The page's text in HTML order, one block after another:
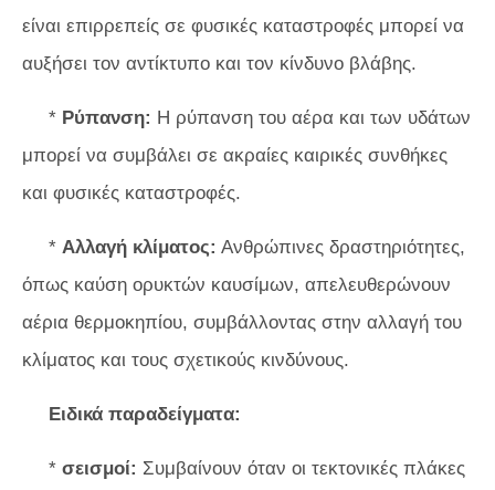
είναι επιρρεπείς σε φυσικές καταστροφές μπορεί να
αυξήσει τον αντίκτυπο και τον κίνδυνο βλάβης.
* Ρύπανση: Η ρύπανση του αέρα και των υδάτων
μπορεί να συμβάλει σε ακραίες καιρικές συνθήκες
και φυσικές καταστροφές.
* Αλλαγή κλίματος: Ανθρώπινες δραστηριότητες,
όπως καύση ορυκτών καυσίμων, απελευθερώνουν
αέρια θερμοκηπίου, συμβάλλοντας στην αλλαγή του
κλίματος και τους σχετικούς κινδύνους.
Ειδικά παραδείγματα:
* σεισμοί: Συμβαίνουν όταν οι τεκτονικές πλάκες